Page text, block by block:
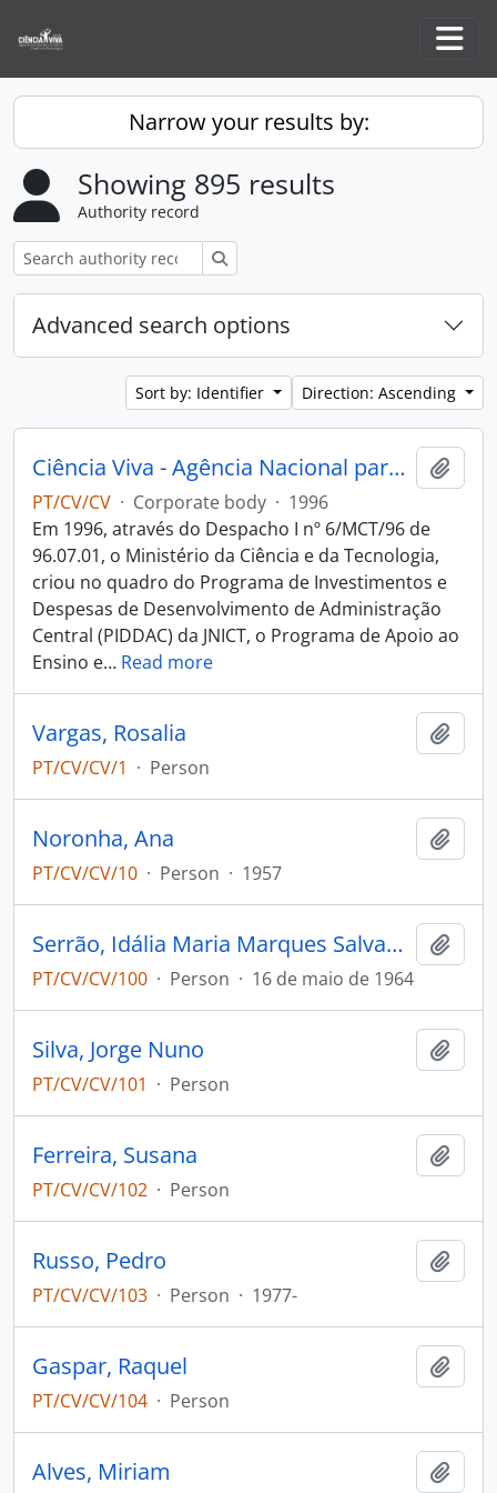
Narrow your results by:
Showing 895 results
Authority record
Advanced search options
Sort by: Identifier Direction: Ascending
Ciência Viva - Agência Nacional para a Cultura Científica e Tecnológica
PT/CV/CV · Corporate body · 1996
Em 1996, através do Despacho I nº 6/MCT/96 de
96.07.01, o Ministério da Ciência e da Tecnologia,
criou no quadro do Programa de Investimentos e
Despesas de Desenvolvimento de Administração
Central (PIDDAC) da JNICT, o Programa de Apoio ao
Ensino e… Read more
Vargas, Rosalia
PT/CV/CV/1 · Person
Noronha, Ana
PT/CV/CV/10 · Person · 1957
Serrão, Idália Maria Marques Salvador
PT/CV/CV/100 · Person · 16 de maio de 1964
Silva, Jorge Nuno
PT/CV/CV/101 · Person
Ferreira, Susana
PT/CV/CV/102 · Person
Russo, Pedro
PT/CV/CV/103 · Person · 1977-
Gaspar, Raquel
PT/CV/CV/104 · Person
Alves, Miriam